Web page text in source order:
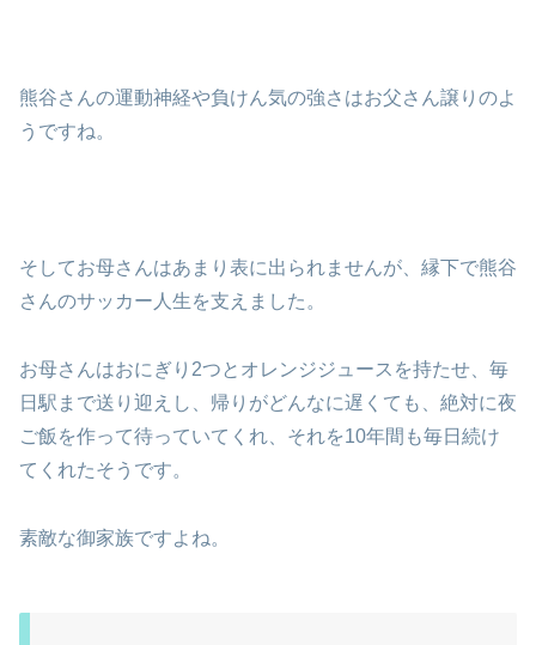
熊谷さんの運動神経や負けん気の強さはお父さん譲りのよ
うですね。
そしてお母さんはあまり表に出られませんが、縁下で熊谷
さんのサッカー人生を支えました。
お母さんはおにぎり2つとオレンジジュースを持たせ、毎
日駅まで送り迎えし、帰りがどんなに遅くても、絶対に夜
ご飯を作って待っていてくれ、それを10年間も毎日続け
てくれたそうです。
素敵な御家族ですよね。